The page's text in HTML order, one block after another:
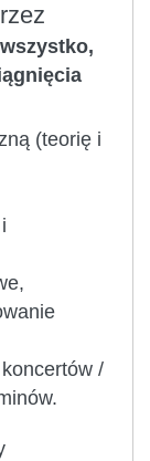
wszystko,
(teorię i
/